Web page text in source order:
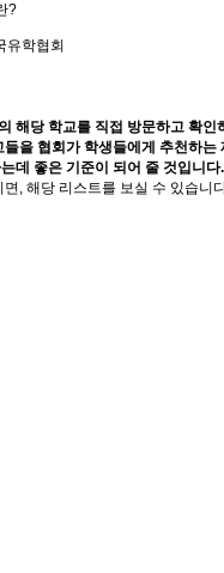
?
해당 학교를 직접 방문하고 확인
들을 협회가 학생들에게 추천하는
데 좋은 기준이 되어 줄 것입니다.
면, 해당 리스트를 보실 수 있습니